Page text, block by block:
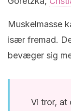
Muskelmasse
især fremad.
bevæger sig
Vi tror, at